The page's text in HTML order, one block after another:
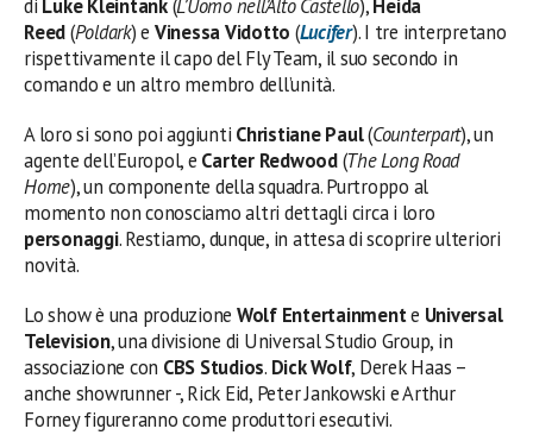
di Luke Kleintank(L’Uomo nell’Alto Castello),Heida
Reed(Poldark) e Vinessa Vidotto (Lucifer). I tre interpretano
rispettivamente il capo del Fly Team, il suo secondo in
comando e un altro membro dell’unità.
A loro si sono poi aggiunti Christiane Paul(Counterpart), un
agente dell’Europol, e Carter Redwood(The Long Road
Home), un componente della squadra. Purtroppo al
momento non conosciamo altri dettagli circa i loro
personaggi. Restiamo, dunque, in attesa di scoprire ulteriori
novità.
Lo show è una produzione Wolf Entertainmente Universal
Television, una divisione di Universal Studio Group, in
associazione con CBS Studios. Dick Wolf, Derek Haas –
anche showrunner -, Rick Eid, Peter Jankowski e Arthur
Forney figureranno come produttori esecutivi.